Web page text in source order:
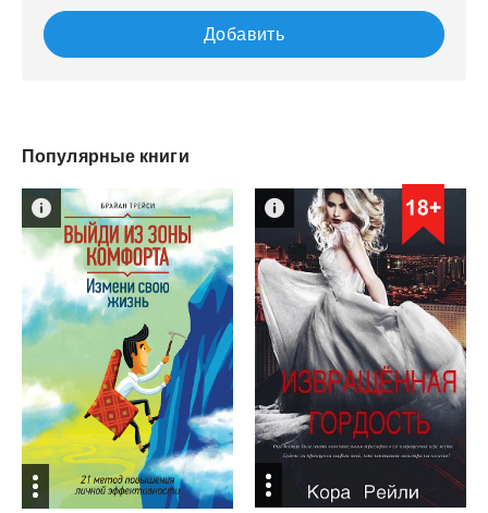
Добавить
Популярные книги